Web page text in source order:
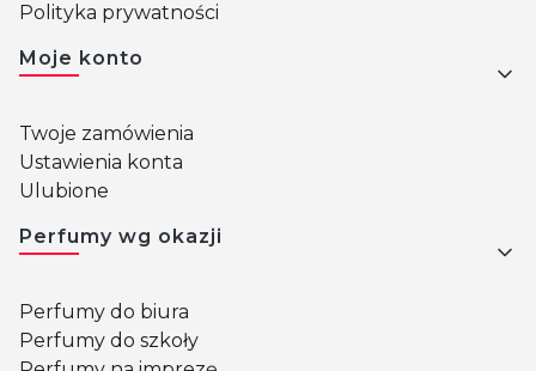
Polityka prywatności
Moje konto
Twoje zamówienia
Ustawienia konta
Ulubione
Perfumy wg okazji
Perfumy do biura
Perfumy do szkoły